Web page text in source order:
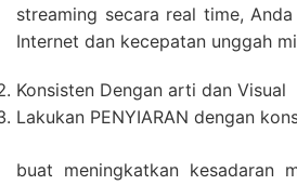
streaming secara real time,
Internet dan kecepatan unggah
Konsisten Dengan arti dan Visual
Lakukan PENYIARAN dengan
buat meningkatkan kesadaran